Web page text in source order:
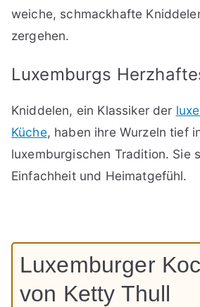
weiche, schmackhafte
zergehen.
Luxemburgs
Kniddelen, ein Klassiker der
Küche, haben ihre Wurzeln tief
luxemburgischen Tradition. Sie
Einfachheit und Heimatgefühl.
Luxemburger
von Ketty Thull